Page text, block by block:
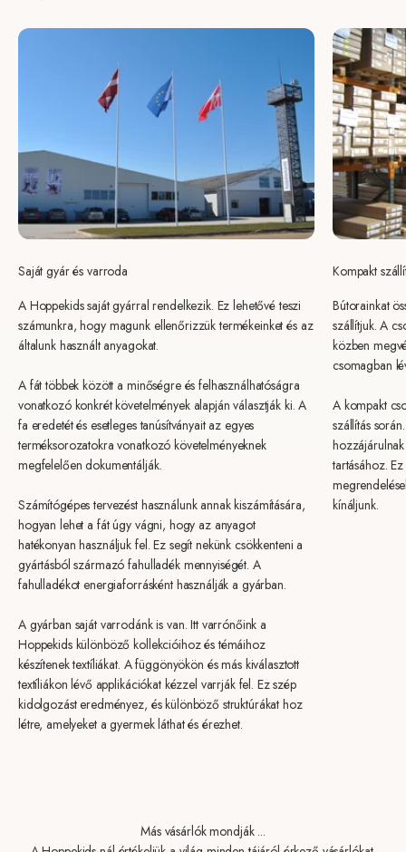
Saját gyár és varroda
A Hoppekids saját gyárral rendelkezik. Ez lehetővé teszi
számunkra, hogy magunk ellenőrizzük termékeinket és az
általunk használt anyagokat.
A fát többek között a minőségre és felhasználhatóságra
vonatkozó konkrét követelmények alapján választják ki. A
fa eredetét és esetleges tanúsítványait az egyes
terméksorozatokra vonatkozó követelményeknek
megfelelően dokumentálják.
Számítógépes tervezést használunk annak kiszámítására,
hogyan lehet a fát úgy vágni, hogy az anyagot
hatékonyan használjuk fel. Ez segít nekünk csökkenteni a
gyártásból származó fahulladék mennyiségét. A
fahulladékot energiaforrásként használják a gyárban.
A gyárban saját varrodánk is van. Itt varrónőink a
Hoppekids különböző kollekcióihoz és témáihoz
készítenek textíliákat. A függönyökön és más kiválasztott
textíliákon lévő applikációkat kézzel varrják fel. Ez szép
kidolgozást eredményez, és különböző struktúrákat hoz
létre, amelyeket a gyermek láthat és érezhet.
Kompakt
Bútorainkat
szállítjuk. A
közben
csomagban
A kompakt
szállítás
tartásához.
kínáljunk.
Más vásárlók mondják ...